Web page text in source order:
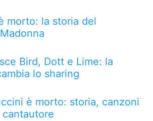
morto: la storia del
Bird, Dott e Lime: la
lo sharing
è morto: storia, canzoni